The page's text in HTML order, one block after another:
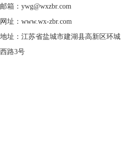
邮箱：ywg@wxzbr.com
网址：www.wx-zbr.com
地址：江苏省盐城市建湖县高新区环城
西路3号